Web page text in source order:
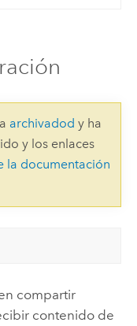
archivadod y ha
y los enlaces
la documentación
compartir
contenido de